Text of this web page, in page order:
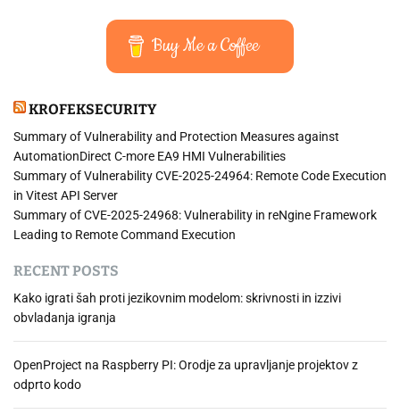
Buy Me a Coffee
KROFEKSECURITY
Summary of Vulnerability and Protection Measures against
AutomationDirect C-more EA9 HMI Vulnerabilities
Summary of Vulnerability CVE-2025-24964: Remote Code Execution
in Vitest API Server
Summary of CVE-2025-24968: Vulnerability in reNgine Framework
Leading to Remote Command Execution
RECENT POSTS
Kako igrati šah proti jezikovnim modelom: skrivnosti in izzivi
obvladanja igranja
OpenProject na Raspberry PI: Orodje za upravljanje projektov z
odprto kodo